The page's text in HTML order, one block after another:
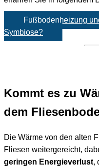
Fußbodenheizung
Symbiose?
Kommt es zu
dem
Die Wärme von den alten
Fliesen weitergereicht,
geringen Energieverlust,